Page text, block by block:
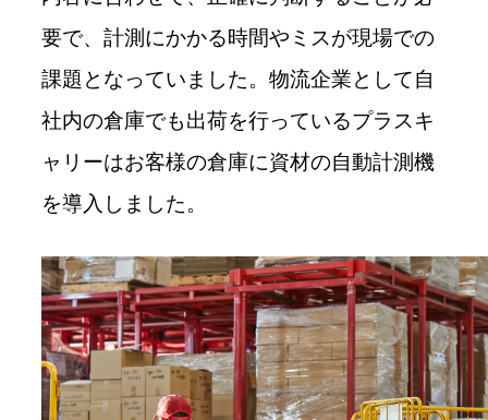
要で、計測にかかる時間やミスが現場での
課題となっていました。物流企業として自
社内の倉庫でも出荷を行っているプラスキ
ャリーはお客様の倉庫に資材の自動計測機
を導入しました。